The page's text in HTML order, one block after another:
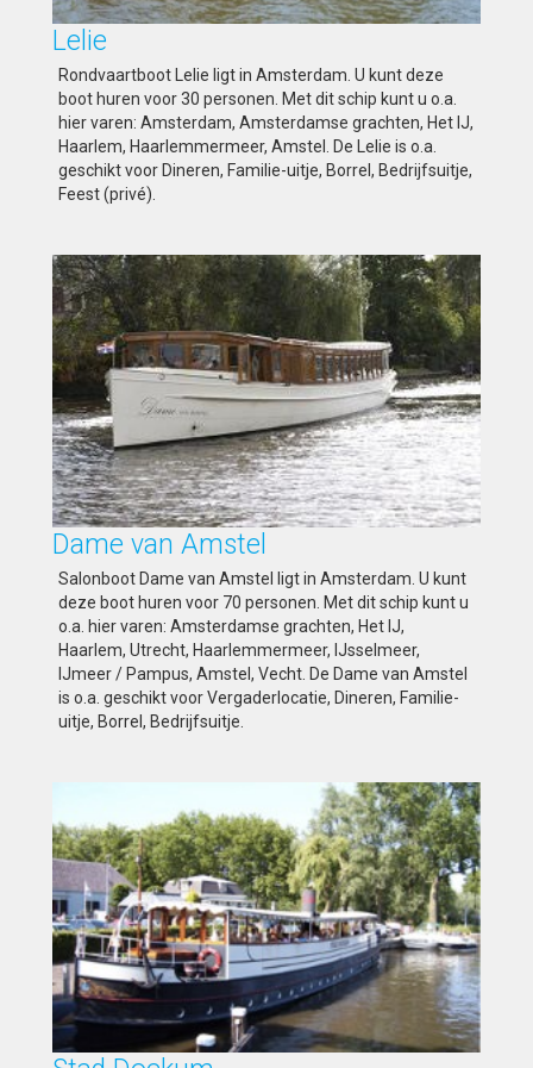
Lelie
Rondvaartboot Lelie ligt in Amsterdam. U kunt deze
boot huren voor 30 personen. Met dit schip kunt u o.a.
hier varen: Amsterdam, Amsterdamse grachten, Het IJ,
Haarlem, Haarlemmermeer, Amstel. De Lelie is o.a.
geschikt voor Dineren, Familie-uitje, Borrel, Bedrijfsuitje,
Feest (privé).
Dame van Amstel
Salonboot Dame van Amstel ligt in Amsterdam. U kunt
deze boot huren voor 70 personen. Met dit schip kunt u
o.a. hier varen: Amsterdamse grachten, Het IJ,
Haarlem, Utrecht, Haarlemmermeer, IJsselmeer,
IJmeer / Pampus, Amstel, Vecht. De Dame van Amstel
is o.a. geschikt voor Vergaderlocatie, Dineren, Familie-
uitje, Borrel, Bedrijfsuitje.